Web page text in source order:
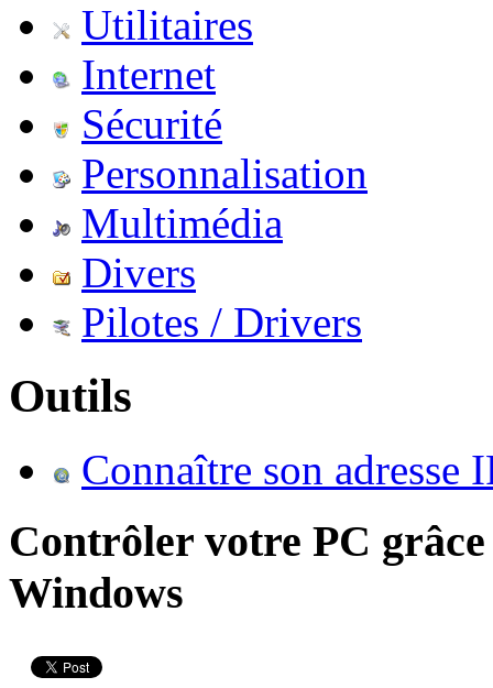
Utilitaires
Internet
Sécurité
Personnalisation
Multimédia
Divers
Pilotes / Drivers
Outils
Connaître son adresse
Contrôler votre PC
Windows